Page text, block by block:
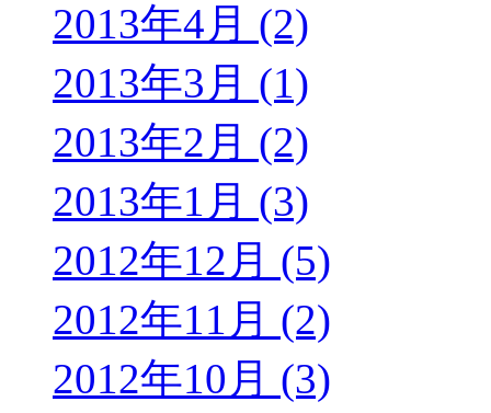
2013年4月 (2)
2013年3月 (1)
2013年2月 (2)
2013年1月 (3)
2012年12月 (5)
2012年11月 (2)
2012年10月 (3)